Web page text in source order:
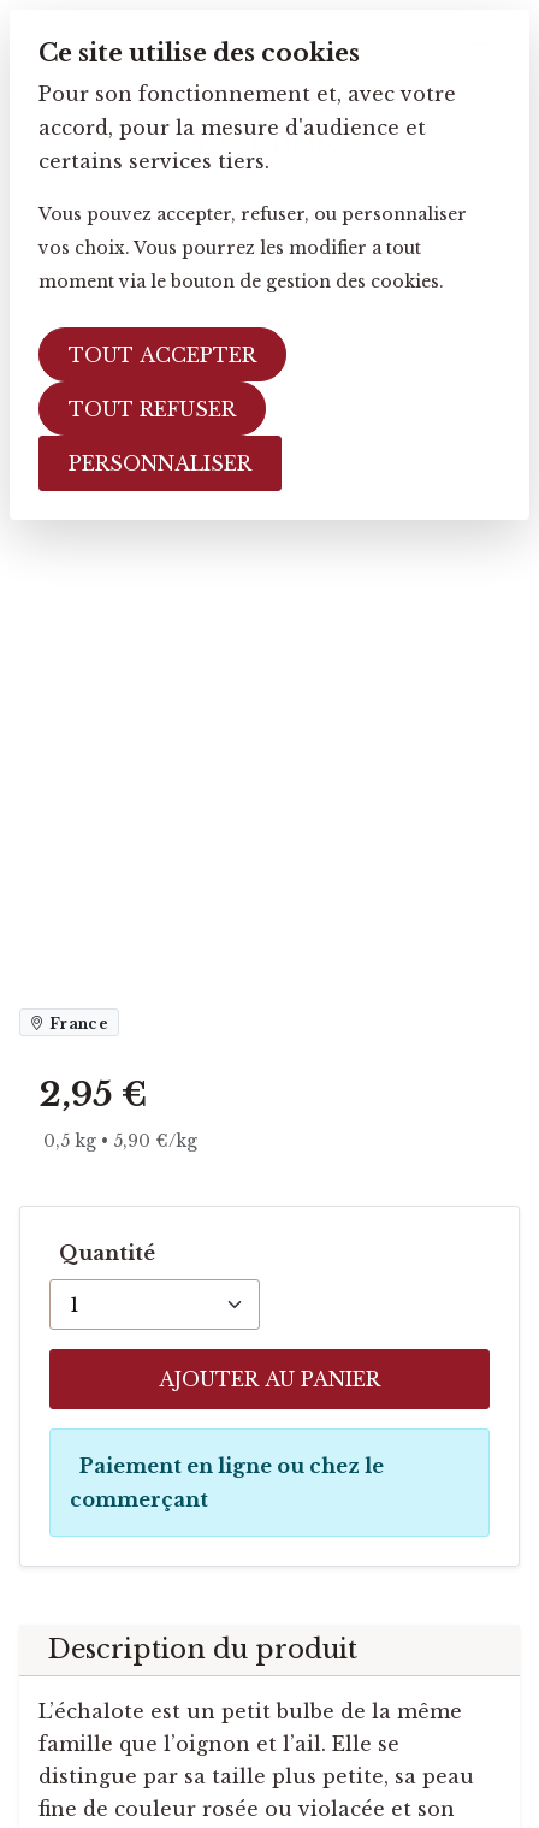
Ce site utilise des cookies
Pour son fonctionnement et, avec votre
accord, pour la mesure d'audience et
certains services tiers.
Vous pouvez accepter, refuser, ou personnaliser
vos choix. Vous pourrez les modifier a tout
moment via le bouton de gestion des cookies.
TOUT ACCEPTER
TOUT REFUSER
PERSONNALISER
Échalote
France
2,95 €
0,5 kg • 5,90 €/kg
Quantité
AJOUTER AU PANIER
Paiement en ligne ou chez le
commerçant
Description du produit
L’échalote est un petit bulbe de la même
famille que l’oignon et l’ail. Elle se
distingue par sa taille plus petite, sa peau
fine de couleur rosée ou violacée et son